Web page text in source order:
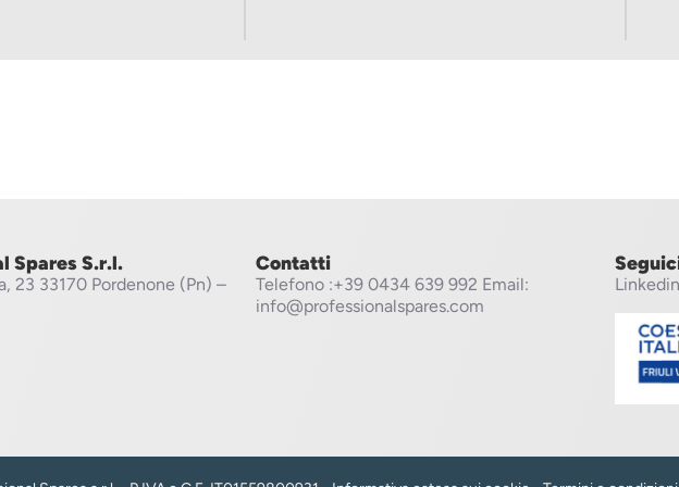
Spares S.r.l.
23 33170 Pordenone (Pn) –
Contatti
Telefono :+39 0434 639 992 Email:
info@professionalspares.com
Linkedin